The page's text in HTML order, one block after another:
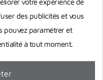
des publicités et vous
pouvez paramétrer et
à tout moment.